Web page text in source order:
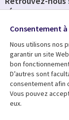
Ressources
Library
Links
Articles
Blog
réseaux
Social
Media
FRANCE
Consentement
Nous utilisons nos
garantir un site
bon
D’autres sont
consentement afin
Vous pouvez
eux.